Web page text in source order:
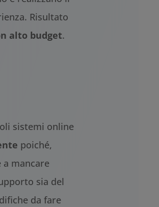
Risultato
alto budget.
sistemi online
poiché,
a mancare
sia del
da fare